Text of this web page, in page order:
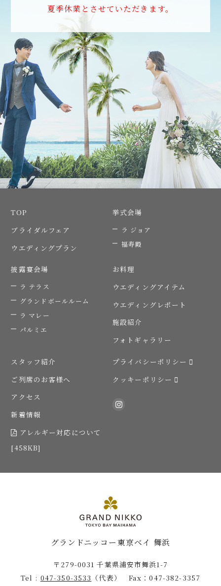
夏季休業とさせていただきます。
TOP
ブライダルフェア
ウエディングプラン
挙式会場
ラ ジョア
福寿殿
披露宴会場
ラ テラス
グランドボールルーム
ラ マレー
パルミエ
お料理
ウエディングアイテム
ウエディングレポート
施設紹介
フォトギャラリー
スタッフ紹介
ご列席のお客様へ
アクセス
新着情報
アレルギー対応について
[458KB]
プライバシーポリシー
クッキーポリシー
グランドニッコー東京ベイ 舞浜
〒279-0031 千葉県浦安市舞浜1-7
Tel : 047-350-3533 （代表） Fax：047-382-3357